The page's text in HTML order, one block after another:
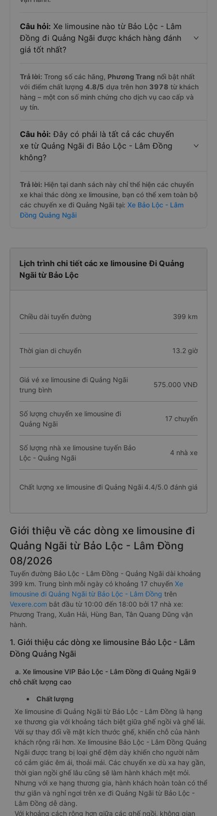
Câu hỏi: Xe limousine nào từ Bảo Lộc - Lâm
Đồng đi Quảng Ngãi được khách hàng đánh
giá tốt nhất?
Trả lời: Trong số các hãng, Phương Trang nổi bật nhất
với điểm chất lượng 4.8/5 dựa trên hơn 3978 từ khách
hàng – một con số minh chứng cho dịch vụ cao cấp và
uy tín.
Câu hỏi: Đây có phải là tất cả các chuyến
xe từ Quảng Ngãi đi Bảo Lộc - Lâm Đồng
không?
Trả lời: Hiện tại danh sách này chỉ thể hiện các chuyến
xe khai thác dòng xe limousine, bạn có thể xem toàn bộ
các chuyến xe đi Quảng Ngãi tại: Xe Bảo Lộc - Lâm
Đồng Quảng Ngãi
Lịch trình chi tiết các xe limousine Đi Quảng
Ngãi từ Bảo Lộc
Chiều dài tuyến đường 399 km
Thời gian di chuyển 13.2 giờ
Giá vé xe limousine đi Quảng Ngãi
trung bình
575.000 VNĐ
Số lượng chuyến xe limousine đi
Quảng Ngãi
17 chuyến
Số lượng nhà xe limousine tuyến Bảo
Lộc - Quảng Ngãi
4 nhà xe
Chất lượng xe limousine đi Quảng Ngãi 4.4/5.0 đánh giá
Giới thiệu về các dòng xe limousine đi
Quảng Ngãi từ Bảo Lộc - Lâm Đồng
08/2026
Tuyến đường Bảo Lộc - Lâm Đồng - Quảng Ngãi dài khoảng
399 km. Trung bình mỗi ngày có khoảng 17 chuyến Xe
limousine đi Quảng Ngãi từ Bảo Lộc - Lâm Đồng trên
Vexere.com bắt đầu từ 10:00 đến 18:00 bởi 17 nhà xe:
Phương Trang, Xuân Hải, Hùng Ban, Tân Quang Dũng vận
hành.
1. Giới thiệu các dòng xe limousine Bảo Lộc - Lâm
Đồng Quảng Ngãi
a. Xe limousine VIP Bảo Lộc - Lâm Đồng đi Quảng Ngãi 9
chỗ chất lượng cao
Chất lượng
Xe limousine đi Quảng Ngãi từ Bảo Lộc - Lâm Đồng là hạng
xe thương gia với khoảng tách biệt giữa ghế ngồi và ghế lái.
Với sự thay đổi về mặt kích thước ghế, khiến chỗ của hành
khách rộng rãi hơn. Xe limousine Bảo Lộc - Lâm Đồng Quảng
Ngãi được trang bị loại ghế đệm dày khiến cho người nằm
có cảm giác êm ái, thoải mái. Các chuyến xe dù xa hay gần,
thời gian ngồi ghế lâu cũng sẽ làm hành khách mệt mỏi.
Nhưng với xe hạng thương gia, hành khách hoàn toàn có thể
thư giãn và nghỉ ngơi trên xe đi Quảng Ngãi từ Bảo Lộc -
Lâm Đồng dễ dàng.
Với khoảng cách rộng hơn giữa các ghế ngồi, không gian